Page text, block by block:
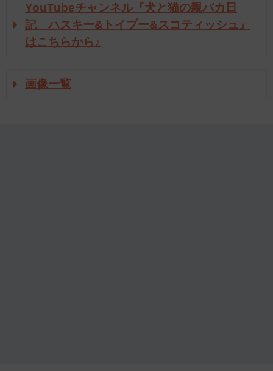
YouTubeチャンネル『犬と猫の親バカ日
記 ハスキー&トイプー&スコティッシュ』
はこちらから♪
画像一覧